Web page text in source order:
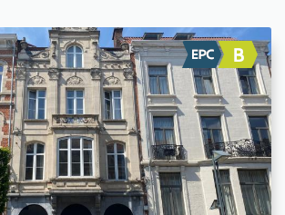
Te Huur: Flat
-
-
1
32 m²